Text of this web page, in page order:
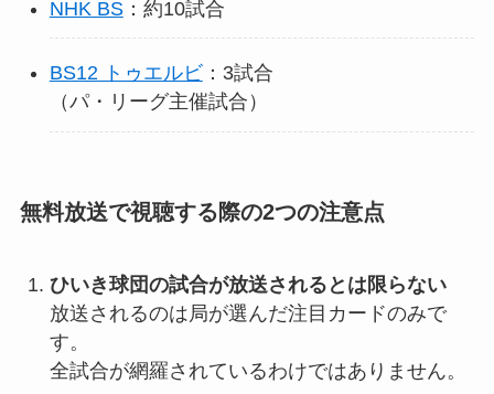
NHK BS：約10試合
BS12 トゥエルビ：3試合
（パ・リーグ主催試合）
無料放送で視聴する際の2つの注意点
ひいき球団の試合が放送されるとは限らない
放送されるのは局が選んだ注目カードのみで
す。
全試合が網羅されているわけではありません。